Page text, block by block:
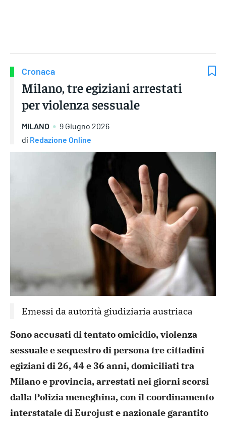
Cronaca
Milano, tre egiziani arrestati
per violenza sessuale
MILANO
9 Giugno 2026
di Redazione Online
Emessi da autorità giudiziaria austriaca
Sono accusati di tentato omicidio, violenza
sessuale e sequestro di persona tre cittadini
egiziani di 26, 44 e 36 anni, domiciliati tra
Milano e provincia, arrestati nei giorni scorsi
dalla Polizia meneghina, con il coordinamento
interstatale di Eurojust e nazionale garantito